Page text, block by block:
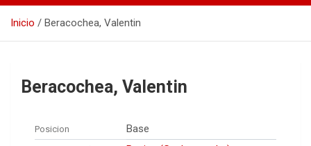
Inicio Beracochea, Valentin
Beracochea, Valentin
Posicion Base